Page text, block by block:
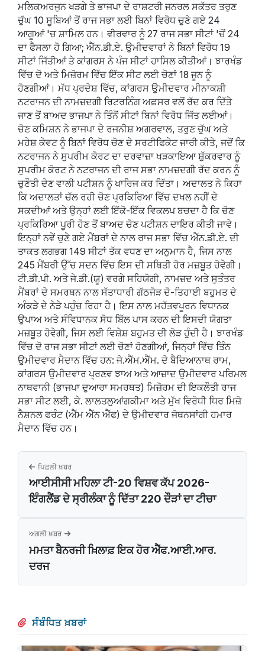
ਮਲਿਕਅਰਜੁਨ ਖੜਗੇ ਤੇ ਭਾਜਪਾ ਦੇ ਰਾਸ਼ਟਰੀ ਜਨਰਲ ਸਕੱਤਰ ਤਰੁਣ
ਚੁੱਘ 10 ਸੂਬਿਆਂ ਤੋਂ ਰਾਜ ਸਭਾ ਲਈ ਬਿਨਾਂ ਵਿਰੋਧ ਚੁਣੇ ਗਏ 24
ਆਗੂਆਂ 'ਚ ਸ਼ਾਮਿਲ ਹਨ। ਵੀਰਵਾਰ ਨੂੰ 27 ਰਾਜ ਸਭਾ ਸੀਟਾਂ 'ਚੋਂ 24
ਦਾ ਫੈਸਲਾ ਹੋ ਗਿਆ; ਐੱਨ.ਡੀ.ਏ. ਉਮੀਦਵਾਰਾਂ ਨੇ ਬਿਨਾਂ ਵਿਰੋਧ 19
ਸੀਟਾਂ ਜਿੱਤੀਆਂ ਤੇ ਕਾਂਗਰਸ ਨੇ ਪੰਜ ਸੀਟਾਂ ਹਾਸਿਲ ਕੀਤੀਆਂ। ਝਾਰਖੰਡ
ਵਿੱਚ ਦੋ ਅਤੇ ਮਿਜ਼ੋਰਮ ਵਿੱਚ ਇੱਕ ਸੀਟ ਲਈ ਚੋਣਾਂ 18 ਜੂਨ ਨੂੰ
ਹੋਣਗੀਆਂ। ਮੱਧ ਪ੍ਰਦੇਸ਼ ਵਿੱਚ, ਕਾਂਗਰਸ ਉਮੀਦਵਾਰ ਮੀਨਾਕਸ਼ੀ
ਨਟਰਾਜਨ ਦੀ ਨਾਮਜ਼ਦਗੀ ਰਿਟਰਨਿੰਗ ਅਫ਼ਸਰ ਵਲੋਂ ਰੱਦ ਕਰ ਦਿੱਤੇ
ਜਾਣ ਤੋਂ ਬਾਅਦ ਭਾਜਪਾ ਨੇ ਤਿੰਨੋਂ ਸੀਟਾਂ ਬਿਨਾਂ ਵਿਰੋਧ ਜਿੱਤ ਲਈਆਂ।
ਚੋਣ ਕਮਿਸ਼ਨ ਨੇ ਭਾਜਪਾ ਦੇ ਰਜਨੀਸ਼ ਅਗਰਵਾਲ, ਤਰੁਣ ਚੁੱਘ ਅਤੇ
ਮਹੇਸ਼ ਕੇਵਟ ਨੂੰ ਬਿਨਾਂ ਵਿਰੋਧ ਚੋਣ ਦੇ ਸਰਟੀਫਿਕੇਟ ਜਾਰੀ ਕੀਤੇ, ਜਦੋਂ ਕਿ
ਨਟਰਾਜਨ ਨੇ ਸੁਪਰੀਮ ਕੋਰਟ ਦਾ ਦਰਵਾਜ਼ਾ ਖੜਕਾਇਆ ਸ਼ੁੱਕਰਵਾਰ ਨੂੰ
ਸੁਪਰੀਮ ਕੋਰਟ ਨੇ ਨਟਰਾਜਨ ਦੀ ਰਾਜ ਸਭਾ ਨਾਮਜ਼ਦਗੀ ਰੱਦ ਕਰਨ ਨੂੰ
ਚੁਣੌਤੀ ਦੇਣ ਵਾਲੀ ਪਟੀਸ਼ਨ ਨੂੰ ਖਾਰਿਜ ਕਰ ਦਿੱਤਾ। ਅਦਾਲਤ ਨੇ ਕਿਹਾ
ਕਿ ਅਦਾਲਤਾਂ ਚੱਲ ਰਹੀ ਚੋਣ ਪ੍ਰਕਿਰਿਆ ਵਿੱਚ ਦਖਲ ਨਹੀਂ ਦੇ
ਸਕਦੀਆਂ ਅਤੇ ਉਨ੍ਹਾਂ ਲਈ ਇੱਕੋ-ਇੱਕ ਵਿਕਲਪ ਬਚਦਾ ਹੈ ਕਿ ਚੋਣ
ਪ੍ਰਕਿਰਿਆ ਪੂਰੀ ਹੋਣ ਤੋਂ ਬਾਅਦ ਚੋਣ ਪਟੀਸ਼ਨ ਦਾਇਰ ਕੀਤੀ ਜਾਵੇ।
ਇਨ੍ਹਾਂ ਨਵੇਂ ਚੁਣੇ ਗਏ ਮੈਂਬਰਾਂ ਦੇ ਨਾਲ ਰਾਜ ਸਭਾ ਵਿੱਚ ਐੱਨ.ਡੀ.ਏ. ਦੀ
ਤਾਕਤ ਲਗਭਗ 149 ਸੀਟਾਂ ਤੱਕ ਵਧਣ ਦਾ ਅਨੁਮਾਨ ਹੈ, ਜਿਸ ਨਾਲ
245 ਮੈਂਬਰੀ ਉੱਚ ਸਦਨ ਵਿੱਚ ਇਸ ਦੀ ਸਥਿਤੀ ਹੋਰ ਮਜ਼ਬੂਤ ਹੋਵੇਗੀ।
ਟੀ.ਡੀ.ਪੀ. ਅਤੇ ਜੇ.ਡੀ.(ਯੂ) ਵਰਗੇ ਸਹਿਯੋਗੀ, ਨਾਮਜ਼ਦ ਅਤੇ ਸੁਤੰਤਰ
ਮੈਂਬਰਾਂ ਦੇ ਸਮਰਥਨ ਨਾਲ ਸੱਤਾਧਾਰੀ ਗੱਠਜੋੜ ਦੋ-ਤਿਹਾਈ ਬਹੁਮਤ ਦੇ
ਅੰਕੜੇ ਦੇ ਨੇੜੇ ਪਹੁੰਚ ਰਿਹਾ ਹੈ। ਇਸ ਨਾਲ ਮਹੱਤਵਪੂਰਨ ਵਿਧਾਨਕ
ਉਪਾਅ ਅਤੇ ਸੰਵਿਧਾਨਕ ਸੋਧ ਬਿੱਲ ਪਾਸ ਕਰਨ ਦੀ ਇਸਦੀ ਯੋਗਤਾ
ਮਜ਼ਬੂਤ ਹੋਵੇਗੀ, ਜਿਸ ਲਈ ਵਿਸ਼ੇਸ਼ ਬਹੁਮਤ ਦੀ ਲੋੜ ਹੁੰਦੀ ਹੈ। ਝਾਰਖੰਡ
ਵਿੱਚ ਦੋ ਰਾਜ ਸਭਾ ਸੀਟਾਂ ਲਈ ਚੋਣਾਂ ਹੋਣਗੀਆਂ, ਜਿਨ੍ਹਾਂ ਵਿੱਚ ਤਿੰਨ
ਉਮੀਦਵਾਰ ਮੈਦਾਨ ਵਿੱਚ ਹਨ: ਜੇ.ਐੱਮ.ਐੱਮ. ਦੇ ਬੈਦਿਆਨਾਥ ਰਾਮ,
ਕਾਂਗਰਸ ਉਮੀਦਵਾਰ ਪ੍ਰਣਵ ਝਾਅ ਅਤੇ ਆਜ਼ਾਦ ਉਮੀਦਵਾਰ ਪਰਿਮਲ
ਨਾਥਵਾਨੀ (ਭਾਜਪਾ ਦੁਆਰਾ ਸਮਰਥਤ) ਮਿਜ਼ੋਰਮ ਦੀ ਇਕਲੌਤੀ ਰਾਜ
ਸਭਾ ਸੀਟ ਲਈ, ਕੇ. ਲਾਲਤਲੁਆਂਗਕੀਮਾ ਅਤੇ ਮੁੱਖ ਵਿਰੋਧੀ ਧਿਰ ਮਿਜ਼ੋ
ਨੈਸ਼ਨਲ ਫਰੰਟ (ਐੱਮ ਐੱਨ ਐੱਫ) ਦੇ ਉਮੀਦਵਾਰ ਜੋਥਨਸਾਂਗੀ ਹਮਾਰ
ਮੈਦਾਨ ਵਿੱਚ ਹਨ।
ਪਿਛਲੀ ਖ਼ਬਰ
ਆਈਸੀਸੀ ਮਹਿਲਾ ਟੀ-20 ਵਿਸ਼ਵ ਕੱਪ 2026-
ਇੰਗਲੈਂਡ ਦੇ ਸ੍ਰੀਲੰਕਾ ਨੂੰ ਦਿੱਤਾ 220 ਦੌੜਾਂ ਦਾ ਟੀਚਾ
ਅਗਲੀ ਖ਼ਬਰ
ਮਮਤਾ ਬੈਨਰਜੀ ਖ਼ਿਲਾਫ਼ ਇਕ ਹੋਰ ਐੱਫ.ਆਈ.ਆਰ.
ਦਰਜ
ਸੰਬੰਧਿਤ ਖ਼ਬਰਾਂ